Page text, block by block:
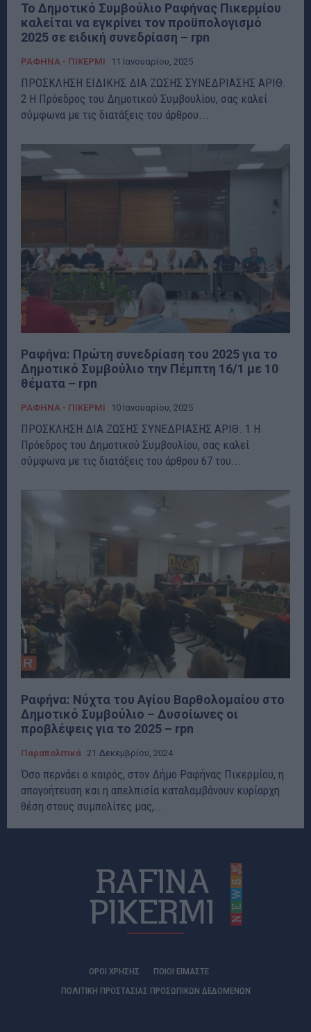
Το Δημοτικό Συμβούλιο Ραφήνας Πικερμίου
καλείται να εγκρίνει τον προϋπολογισμό
2025 σε ειδική συνεδρίαση – rpn
ΡΑΦΗΝΑ - ΠΙΚΕΡΜΙ 11 Ιανουαρίου, 2025
ΠΡΟΣΚΛΗΣΗ ΕΙΔΙΚΗΣ ΔΙΑ ΖΩΣΗΣ ΣΥΝΕΔΡΙΑΣΗΣ ΑΡΙΘ.
2 Η Πρόεδρος του Δημοτικού Συμβουλίου, σας καλεί
σύμφωνα με τις διατάξεις του άρθρου...
Ραφήνα: Πρώτη συνεδρίαση του 2025 για το
Δημοτικό Συμβούλιο την Πέμπτη 16/1 με 10
θέματα – rpn
ΡΑΦΗΝΑ - ΠΙΚΕΡΜΙ 10 Ιανουαρίου, 2025
ΠΡΟΣΚΛΗΣΗ ΔΙΑ ΖΩΣΗΣ ΣΥΝΕΔΡΙΑΣΗΣ ΑΡΙΘ. 1 Η
Πρόεδρος του Δημοτικού Συμβουλίου, σας καλεί
σύμφωνα με τις διατάξεις του άρθρου 67 του...
Ραφήνα: Νύχτα του Αγίου Βαρθολομαίου στο
Δημοτικό Συμβούλιο – Δυσοίωνες οι
προβλέψεις για το 2025 – rpn
Παραπολιτικά 21 Δεκεμβρίου, 2024
Όσο περνάει ο καιρός, στον Δήμο Ραφήνας Πικερμίου, η
απογοήτευση και η απελπισία καταλαμβάνουν κυρίαρχη
θέση στους συμπολίτες μας,...
ΟΡΟΙ ΧΡΗΣΗΣ
ΠΟΙΟΊ ΕΊΜΑΣΤΕ
ΠΟΛΙΤΙΚΗ ΠΡΟΣΤΑΣΙΑΣ ΠΡΟΣΩΠΙΚΩΝ ΔΕΔΟΜΕΝΩΝ